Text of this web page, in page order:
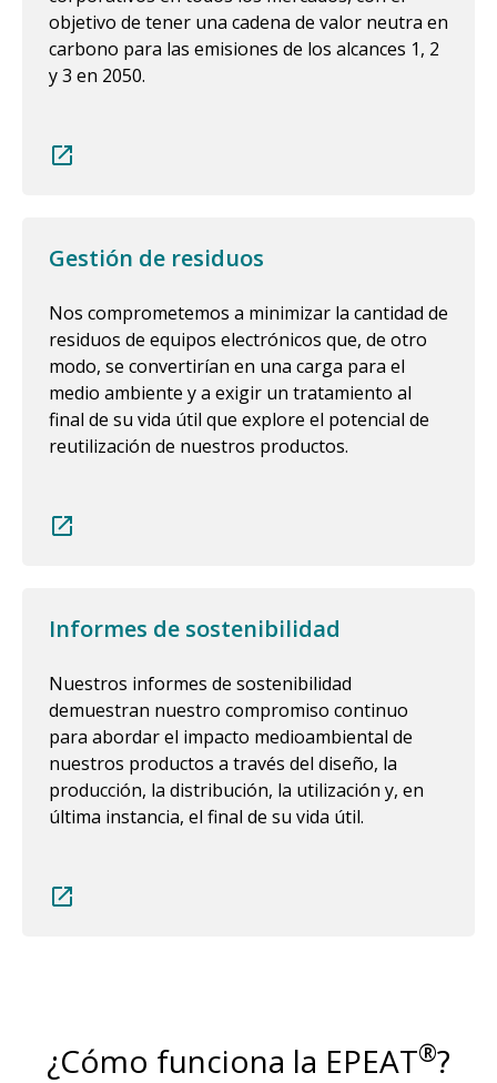
objetivo de tener una cadena de valor neutra en
carbono para las emisiones de los alcances 1, 2
y 3 en 2050.
Gestión de residuos
Nos comprometemos a minimizar la cantidad de
residuos de equipos electrónicos que, de otro
modo, se convertirían en una carga para el
medio ambiente y a exigir un tratamiento al
final de su vida útil que explore el potencial de
reutilización de nuestros productos.
Informes de sostenibilidad
Nuestros informes de sostenibilidad
demuestran nuestro compromiso continuo
para abordar el impacto medioambiental de
nuestros productos a través del diseño, la
producción, la distribución, la utilización y, en
última instancia, el final de su vida útil.
¿Cómo funciona la EPEAT®?